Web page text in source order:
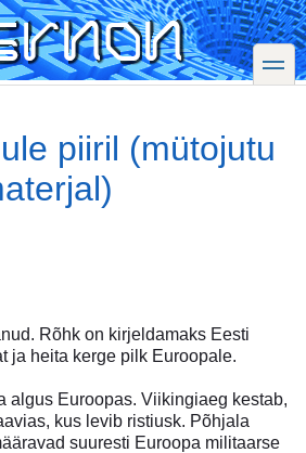
toggle
piiril (mütojutu
Rõhk on kirjeldamaks Eesti
ja heita kerge pilk Euroopale.
algus Euroopas. Viikingiaeg kestab,
kus levib ristiusk. Põhjala
suuresti Euroopa militaarse